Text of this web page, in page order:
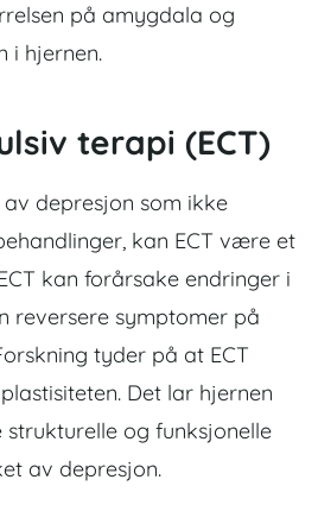
på amygdala og
i hjernen.
terapi (ECT)
depresjon som ikke
kan ECT være et
kan forårsake endringer i
reversere symptomer på
tyder på at ECT
Det lar hjernen
og funksjonelle
av depresjon.